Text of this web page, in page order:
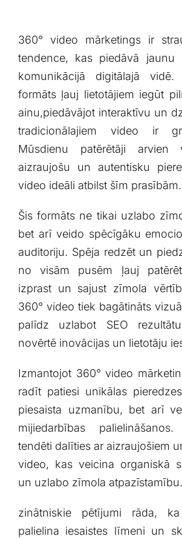
360° video mārketings ​ir
tendence, kas piedāvā jaunu
komunikācijā digitālajā
formāts ļauj lietotājiem iegūt
ainu,piedāvājot interaktīvu un
tradicionālajiem video ir
Mūsdienu patērētāji arvien
aizraujošu un autentisku
video ideāli atbilst šīm prasībām.
Šis formāts ne tikai uzlabo
bet arī veido spēcīgāku
auditoriju. ‍Spēja redzēt un
no visām pusēm ļauj
izprast un sajust zīmola
360° video tiek bagātināts
palīdz uzlabot ​SEO
novērtē inovācijas⁢ un lietotāju⁢
Izmantojot 360° video
radīt patiesi unikālas
piesaista uzmanību, bet arī
mijiedarbības
tendēti dalīties ar aizraujošiem
video, kas veicina organiskā
un uzlabo zīmola ⁢atpazīstamību.
zinātniskie​ pētījumi rāda,
palielina iesaistes līmeni un